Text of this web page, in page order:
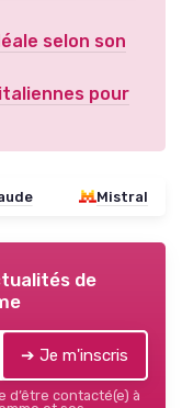
selon son
pour
Mistral
de
➔ Je m'inscris
d’être contacté(e) à